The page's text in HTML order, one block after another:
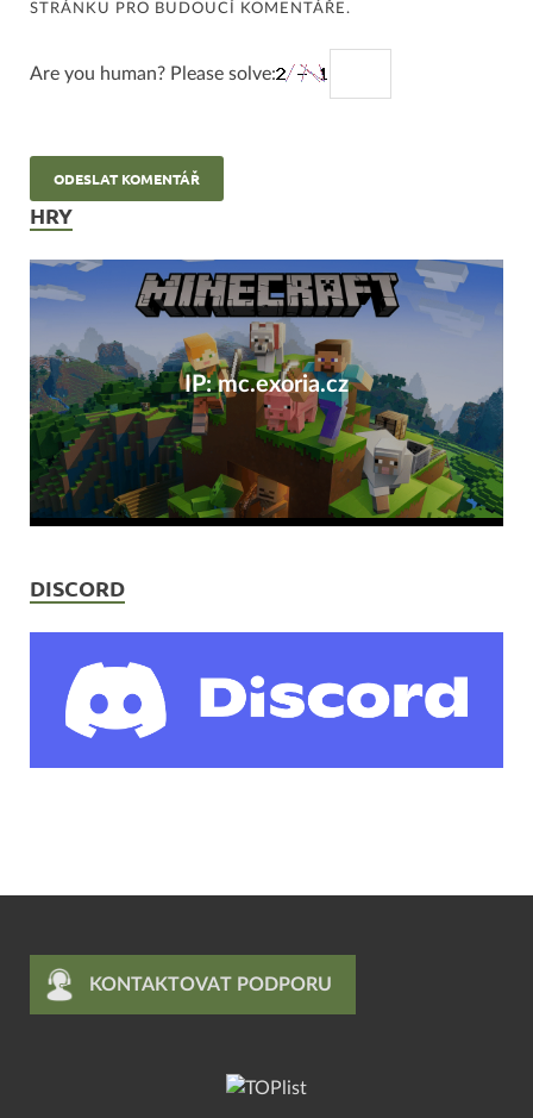
STRÁNKU PRO BUDOUCÍ KOMENTÁŘE.
Are you human? Please solve:
HRY
IP: mc.exoria.cz
DISCORD
KONTAKTOVAT PODPORU